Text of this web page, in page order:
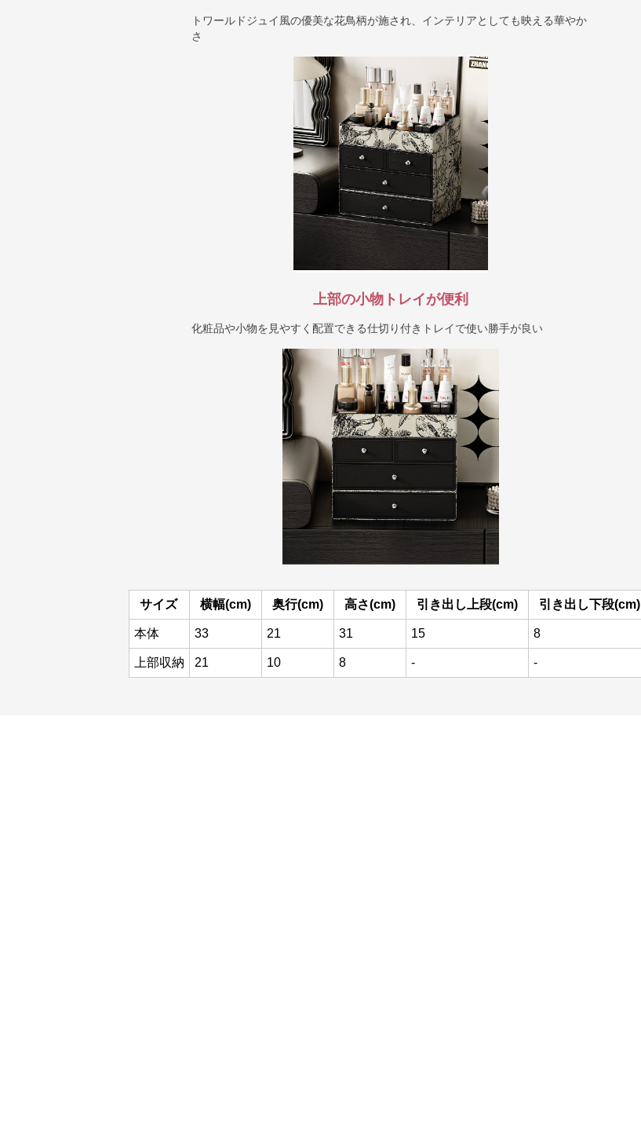
トワールドジュイ風の優美な花鳥柄が施され、インテリアとしても映える華やか
さ
上部の小物トレイが便利
化粧品や小物を見やすく配置できる仕切り付きトレイで使い勝手が良い
サイズ 横幅(cm) 奥行(cm) 高さ(cm) 引き出し上段(cm) 引き出し下段(cm)
本体 33 21 31 15 8
上部収納 21 10 8 - -